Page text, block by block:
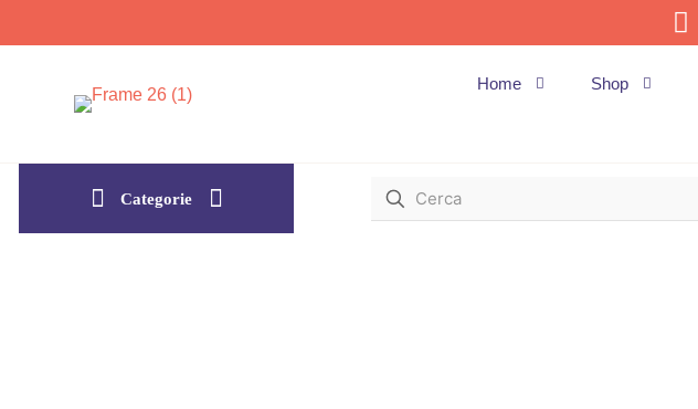
Home Shop
Categorie